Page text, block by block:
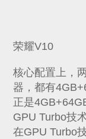
荣耀V10
核心配置上，
器，都有
正是
GPU Turbo技
在GPU Turbo